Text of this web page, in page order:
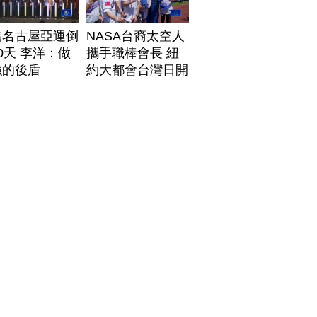
古屋亞運倒
天 李洋：做
後盾
NASA台裔太空人
攜手職棒會長 紐
約大都會台灣日開